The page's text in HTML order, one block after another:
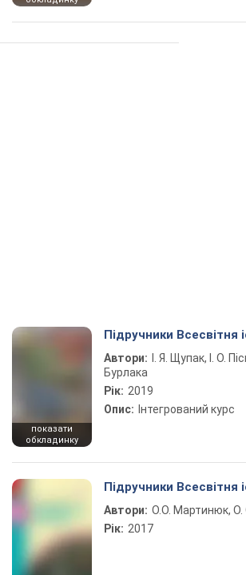
показати
обкладинку
Підручники Всесвітня
Автори:
І. Я. Щупак, І. О.
Бурлака
Рік: 2019
Опис: Інтегрований курс
Підручники Всесвітня
Автори: О.О. Мартинюк, О.
Рік: 2017